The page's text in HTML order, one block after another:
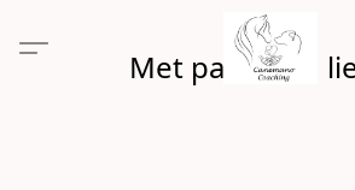
Met passie en